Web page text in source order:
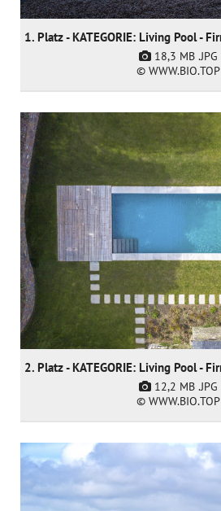
18,3 MB .JPG
© WWW.BIO.TOP
12,2 MB .JPG
© WWW.BIO.TOP